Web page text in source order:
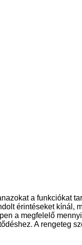
a funkciókat
érintéseket kínál,
a megfelelő
A rengeteg